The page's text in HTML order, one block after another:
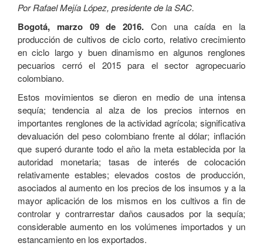
Por Rafael Mejía López, presidente de la SAC.
Bogotá, marzo 09 de 2016. Con una caída en la
producción de cultivos de ciclo corto, relativo crecimiento
en ciclo largo y buen dinamismo en algunos renglones
pecuarios cerró el 2015 para el sector agropecuario
colombiano.
Estos movimientos se dieron en medio de una intensa
sequía; tendencia al alza de los precios internos en
importantes renglones de la actividad agrícola; significativa
devaluación del peso colombiano frente al dólar; inflación
que superó durante todo el año la meta establecida por la
autoridad monetaria; tasas de interés de colocación
relativamente estables; elevados costos de producción,
asociados al aumento en los precios de los insumos y a la
mayor aplicación de los mismos en los cultivos a fin de
controlar y contrarrestar daños causados por la sequía;
considerable aumento en los volúmenes importados y un
estancamiento en los exportados.